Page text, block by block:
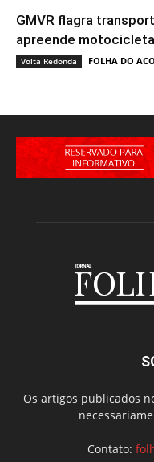
GMVR flagra
apreende motocicleta
Volta Redonda FOLHA DO ACO
Os artigos publicados
Contato: